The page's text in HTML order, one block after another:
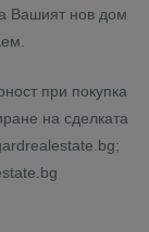
Вашият нов дом
при покупка
на сделката